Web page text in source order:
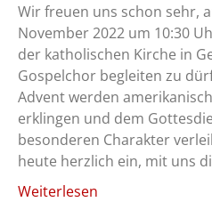
Wir freuen uns schon sehr,
November 2022 um 10:30
der katholischen Kirche in
Gospelchor begleiten zu
Advent werden
erklingen und dem
besonderen Charakter
heute herzlich ein, mit uns
Weiterlesen